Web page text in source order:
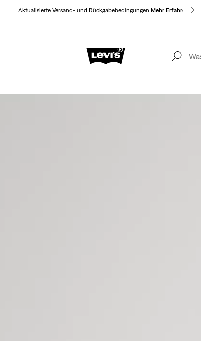
Aktualisierte Versand- und Rückgabebedingungen Mehr Erfahren
LEVI'S® APP. NUR DAS BESTE FÜR DICH.